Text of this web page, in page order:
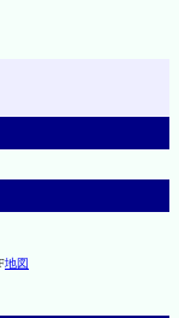
地図